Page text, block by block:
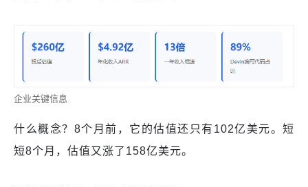
企业关键信息
什么概念？8个月前，它的估值还只有102亿美元。短
短8个月，估值又涨了158亿美元。